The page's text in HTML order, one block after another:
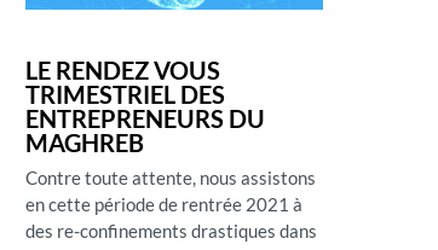
LE RENDEZ VOUS
TRIMESTRIEL DES
ENTREPRENEURS DU
MAGHREB
Contre toute attente, nous assistons
en cette période de rentrée 2021 à
des re-confinements drastiques dans